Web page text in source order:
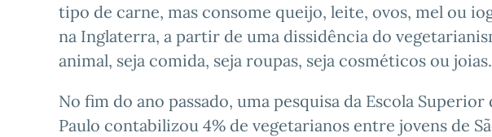
tipo de carne, mas consome queijo, leite, ovos, mel ou
na Inglaterra, a partir de uma dissidência do
animal, seja comida, seja roupas, seja cosméticos ou joias.
No fim do ano passado, uma pesquisa da Escola
Paulo contabilizou 4% de vegetarianos entre jovens de